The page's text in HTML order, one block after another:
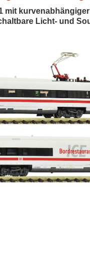
mit
Licht- und